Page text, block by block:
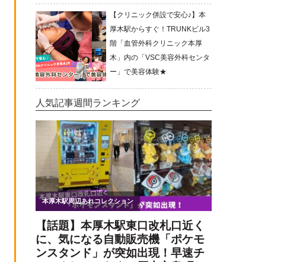
【クリニック併設で安心♪】本
厚木駅からすぐ！TRUNKビル3
階「血管外科クリニック本厚
木」内の「VSC美容外科センタ
ー」で美容体験★
人気記事週間ランキング